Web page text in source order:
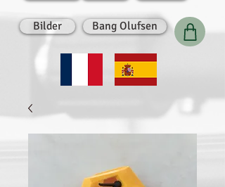
Bilder Bang Olufsen